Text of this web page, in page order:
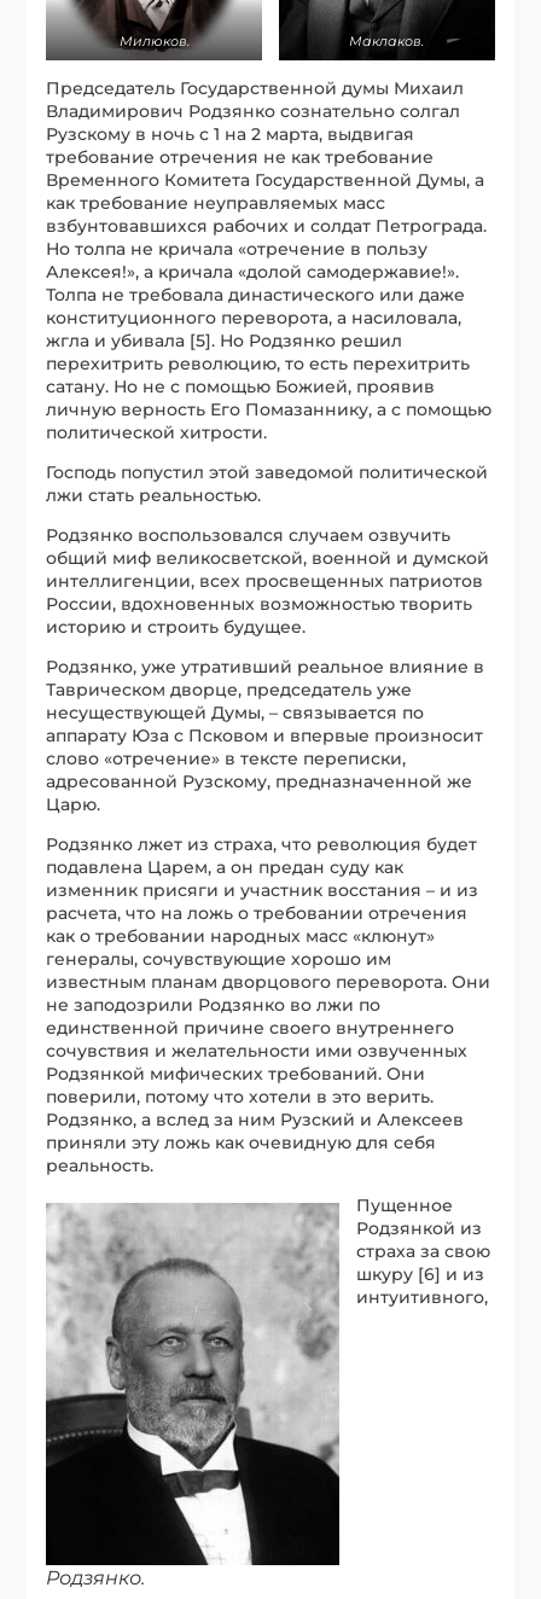
Милюков. Маклаков.
Председатель Государственной думы Михаил
Владимирович Родзянко сознательно солгал
Рузскому в ночь с 1 на 2 марта, выдвигая
требование отречения не как требование
Временного Комитета Государственной Думы, а
как требование неуправляемых масс
взбунтовавшихся рабочих и солдат Петрограда.
Но толпа не кричала «отречение в пользу
Алексея!», а кричала «долой самодержавие!».
Толпа не требовала династического или даже
конституционного переворота, а насиловала,
жгла и убивала [5]. Но Родзянко решил
перехитрить революцию, то есть перехитрить
сатану. Но не с помощью Божией, проявив
личную верность Его Помазаннику, а с помощью
политической хитрости.
Господь попустил этой заведомой политической
лжи стать реальностью.
Родзянко воспользовался случаем озвучить
общий миф великосветской, военной и думской
интеллигенции, всех просвещенных патриотов
России, вдохновенных возможностью творить
историю и строить будущее.
Родзянко, уже утративший реальное влияние в
Таврическом дворце, председатель уже
несуществующей Думы, – связывается по
аппарату Юза с Псковом и впервые произносит
слово «отречение» в тексте переписки,
адресованной Рузскому, предназначенной же
Царю.
Родзянко лжет из страха, что революция будет
подавлена Царем, а он предан суду как
изменник присяги и участник восстания – и из
расчета, что на ложь о требовании отречения
как о требовании народных масс «клюнут»
генералы, сочувствующие хорошо им
известным планам дворцового переворота. Они
не заподозрили Родзянко во лжи по
единственной причине своего внутреннего
сочувствия и желательности ими озвученных
Родзянкой мифических требований. Они
поверили, потому что хотели в это верить.
Родзянко, а вслед за ним Рузский и Алексеев
приняли эту ложь как очевидную для себя
реальность.
Родзянко.
Пущенное
Родзянкой из
страха за свою
шкуру [6] и из
интуитивного,